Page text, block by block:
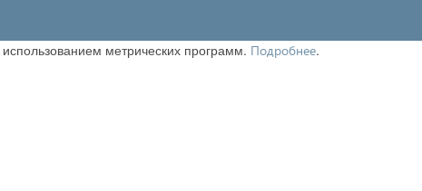
метрических программ. Подробнее.